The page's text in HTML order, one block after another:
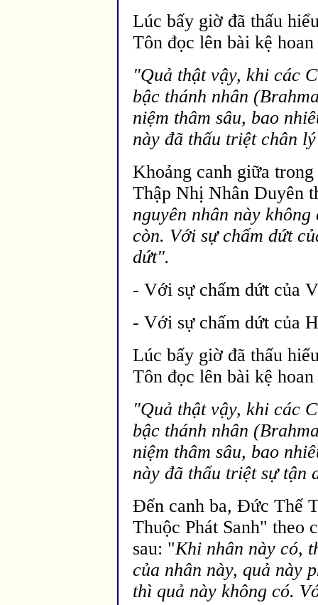
Lúc bấy giờ đã thấu
Tôn đọc lên bài kệ
"Quả thật vậy, khi các
bậc thánh nhân
niệm thâm sâu, bao
này đã thấu triệt chân
Khoảng canh giữa trong
Thập Nhị Nhân Duyên
nguyên nhân này
còn. Với sự chấm dứt
dứt".
- Với sự chấm dứt của
- Với sự chấm dứt của
Lúc bấy giờ đã thấu
Tôn đọc lên bài kệ
"Quả thật vậy, khi các
bậc thánh nhân
niệm thâm sâu, bao
này đã thấu triệt sự tận
Đến canh ba, Đức Thế
Thuộc Phát Sanh" theo
sau: "Khi nhân này có,
của nhân này, quả này
thì quả này không có.